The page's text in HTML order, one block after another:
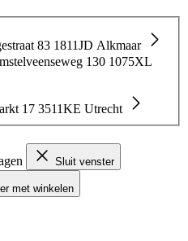
83 1811JD Alkmaar
130 1075XL
17 3511KE Utrecht
Sluit venster
met winkelen